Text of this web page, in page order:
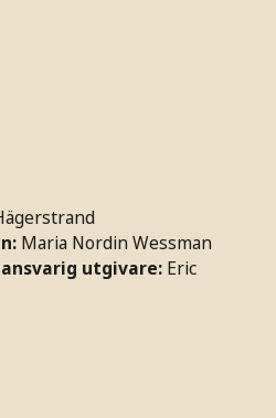
Maria Nordin Wessman
utgivare: Eric